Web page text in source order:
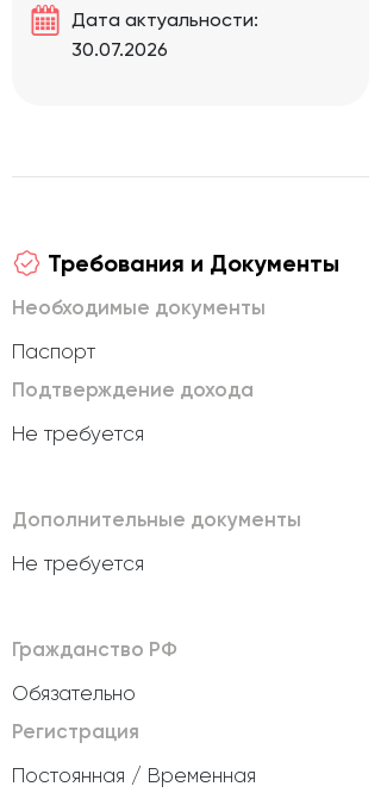
Дата актуальности:
30.07.2026
Требования и Документы
Необходимые документы
Паспорт
Подтверждение дохода
Не требуется
Дополнительные документы
Не требуется
Гражданство РФ
Обязательно
Регистрация
Постоянная / Временная